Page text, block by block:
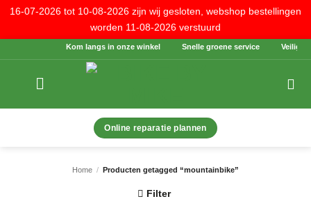
16-07-2026 tot 10-08-2026 zijn wij gesloten, webshop bestellingen
worden 11-08-2026 verstuurd
naar
Kom langs in onze winkel Snelle groene service Veilig
Online reparatie plannen
Home / Producten getagged “mountainbike”
Filter